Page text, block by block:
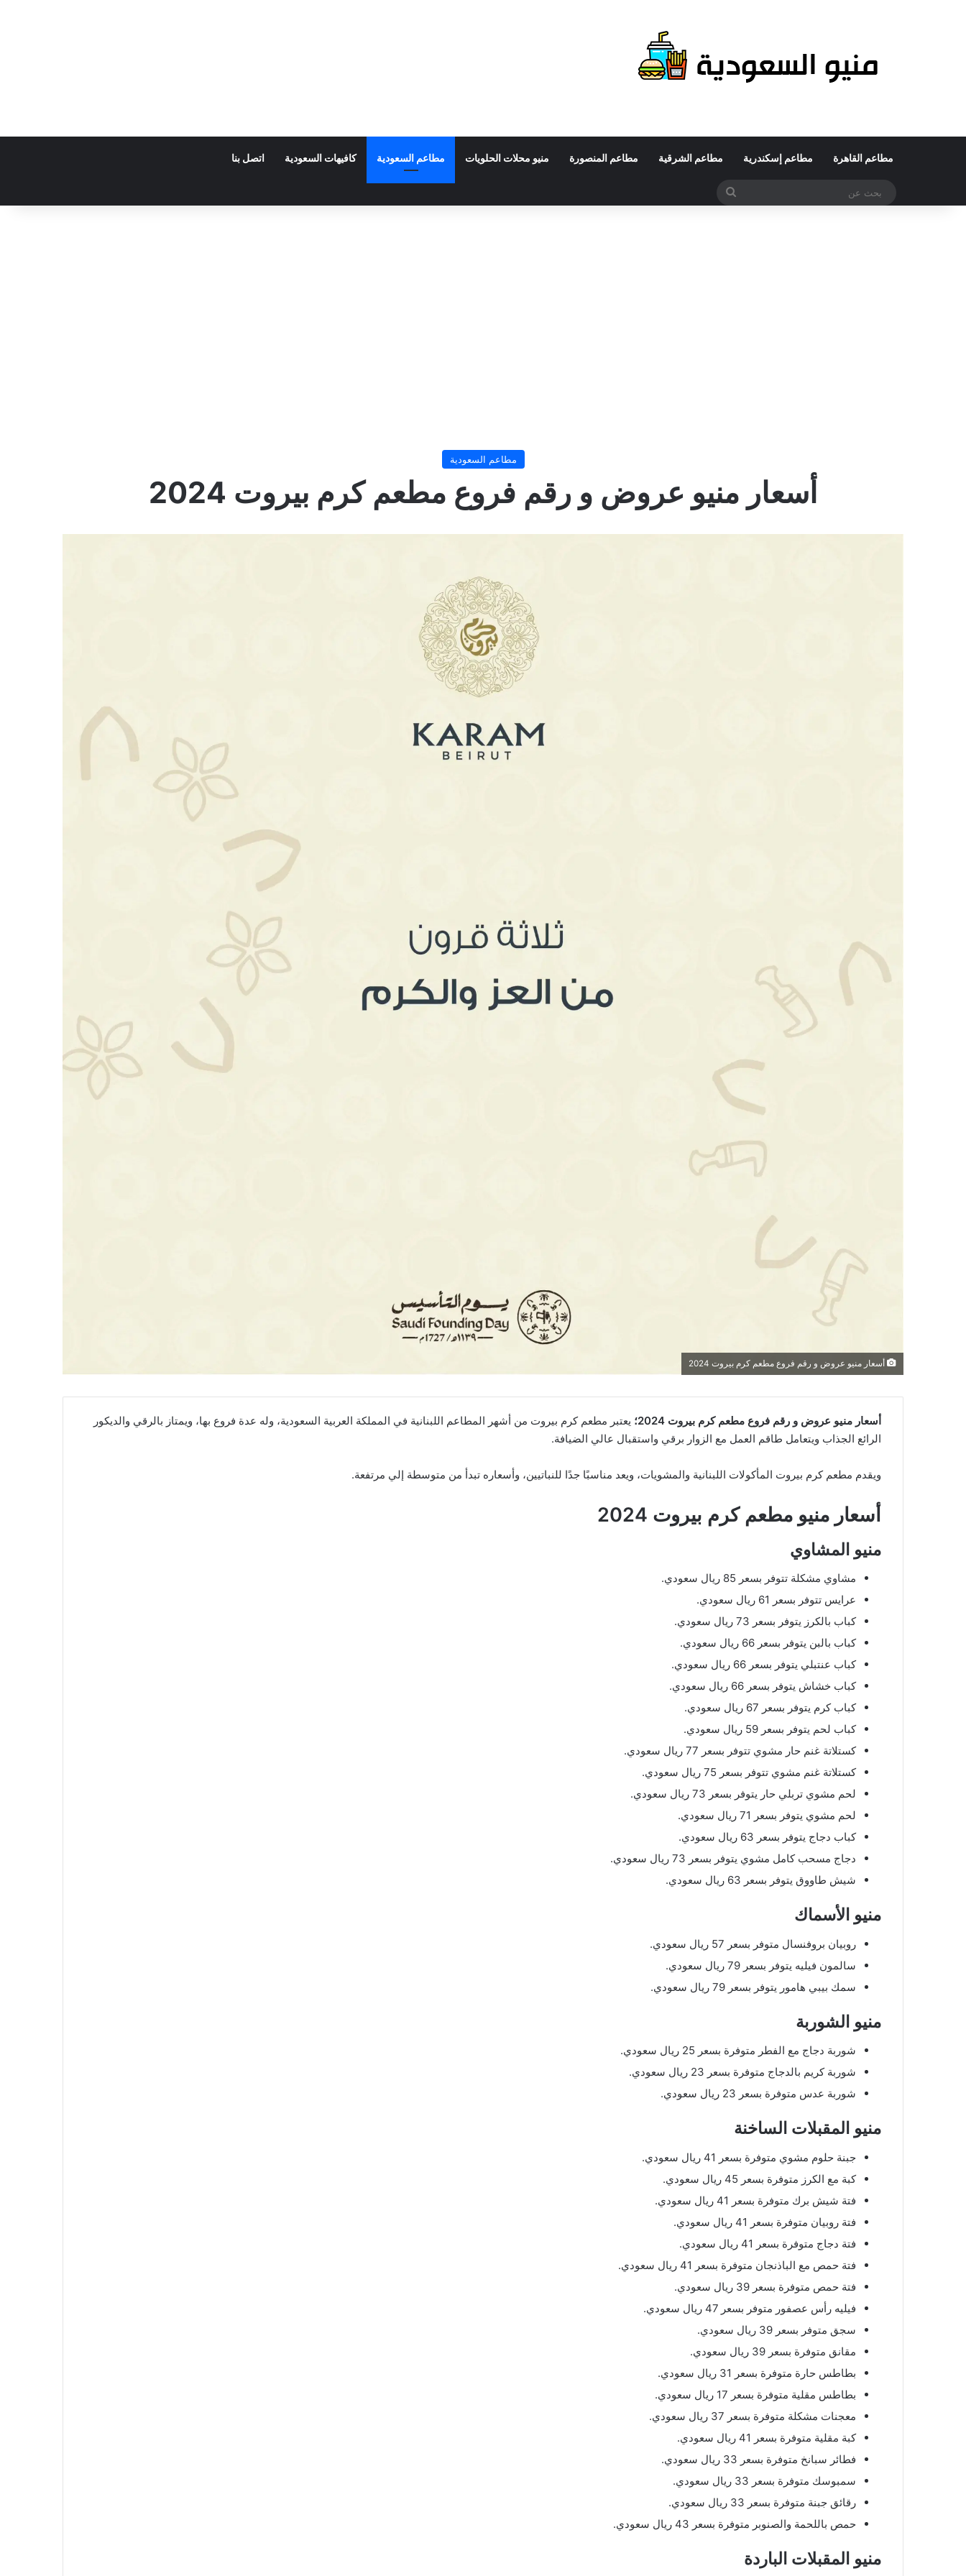
مطاعم القاهرة مطاعم إسكندرية مطاعم الشرقية مطاعم المنصورة منيو محلات الحلويات مطاعم السعودية كافيهات السعودية اتصل بنا
مطاعم السعودية
أسعار منيو عروض و رقم فروع مطعم كرم بيروت 2024
أسعار منيو عروض و رقم فروع مطعم كرم بيروت 2024
أسعار منيو عروض و رقم فروع مطعم كرم بيروت 2024؛
يعتبر مطعم كرم بيروت من أشهر المطاعم اللبنانية في المملكة العربية السعودية، وله عدة فروع بها، ويمتاز بالرقي والديكور
الرائع الجذاب ويتعامل طاقم العمل مع الزوار برقي واستقبال عالي الضيافة.
ويقدم مطعم كرم بيروت المأكولات اللبنانية والمشويات، ويعد مناسبًا جدًا للنباتيين، وأسعاره تبدأ من متوسطة إلي مرتفعة.
أسعار منيو مطعم كرم بيروت 2024
منيو المشاوي
مشاوي مشكلة تتوفر بسعر 85 ريال سعودي.
عرايس تتوفر بسعر 61 ريال سعودي.
كباب بالكرز يتوفر بسعر 73 ريال سعودي.
كباب بالبن يتوفر بسعر 66 ريال سعودي.
كباب عنتبلي يتوفر بسعر 66 ريال سعودي.
كباب خشاش يتوفر بسعر 66 ريال سعودي.
كباب كرم يتوفر بسعر 67 ريال سعودي.
كباب لحم يتوفر بسعر 59 ريال سعودي.
كستلاتة غنم حار مشوي تتوفر بسعر 77 ريال سعودي.
كستلاتة غنم مشوي تتوفر بسعر 75 ريال سعودي.
لحم مشوي تربلي حار يتوفر بسعر 73 ريال سعودي.
لحم مشوي يتوفر بسعر 71 ريال سعودي.
كباب دجاج يتوفر بسعر 63 ريال سعودي.
دجاج مسحب كامل مشوي يتوفر بسعر 73 ريال سعودي.
شيش طاووق يتوفر بسعر 63 ريال سعودي.
منيو الأسماك
روبيان بروفنسال متوفر بسعر 57 ريال سعودي.
سالمون فيليه يتوفر بسعر 79 ريال سعودي.
سمك بيبي هامور يتوفر بسعر 79 ريال سعودي.
منيو الشوربة
شوربة دجاج مع الفطر متوفرة بسعر 25 ريال سعودي.
شوربة كريم بالدجاج متوفرة بسعر 23 ريال سعودي.
شوربة عدس متوفرة بسعر 23 ريال سعودي.
منيو المقبلات الساخنة
جبنة حلوم مشوي متوفرة بسعر 41 ريال سعودي.
كبة مع الكرز متوفرة بسعر 45 ريال سعودي.
فتة شيش برك متوفرة بسعر 41 ريال سعودي.
فتة روبيان متوفرة بسعر 41 ريال سعودي.
فتة دجاج متوفرة بسعر 41 ريال سعودي.
فتة حمص مع الباذنجان متوفرة بسعر 41 ريال سعودي.
فتة حمص متوفرة بسعر 39 ريال سعودي.
فيليه رأس عصفور متوفر بسعر 47 ريال سعودي.
سجق متوفر بسعر 39 ريال سعودي.
مقانق متوفرة بسعر 39 ريال سعودي.
بطاطس حارة متوفرة بسعر 31 ريال سعودي.
بطاطس مقلية متوفرة بسعر 17 ريال سعودي.
معجنات مشكلة متوفرة بسعر 37 ريال سعودي.
كبة مقلية متوفرة بسعر 41 ريال سعودي.
فطائر سبانخ متوفرة بسعر 33 ريال سعودي.
سمبوسك متوفرة بسعر 33 ريال سعودي.
رقائق جبنة متوفرة بسعر 33 ريال سعودي.
حمص باللحمة والصنوبر متوفرة بسعر 43 ريال سعودي.
منيو المقبلات الباردة